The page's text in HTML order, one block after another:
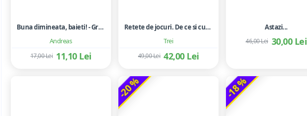
Andreas
Buna dimineata, baieti! - Grigore Bajenaru
11,10 Lei
17,00 Lei
Trei
Retete de jocuri. De ce si cum sa te joci cu copilul tau - Lawrence J. Cohen
42,00 Lei
49,00 Lei
Astazi...
30,00 Lei
46,00 Lei
-20 % -18 %